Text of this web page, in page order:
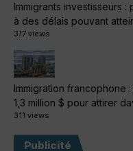
Immigrants investisseurs
à des délais pouvant
317 views
Immigration francophone
1,3 million $ pour attirer
311 views
Publicité